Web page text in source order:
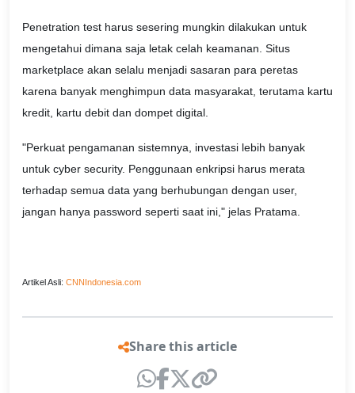
Penetration test harus sesering mungkin dilakukan untuk
mengetahui dimana saja letak celah keamanan. Situs
marketplace akan selalu menjadi sasaran para peretas
karena banyak menghimpun data masyarakat, terutama kartu
kredit, kartu debit dan dompet digital.
"Perkuat pengamanan sistemnya, investasi lebih banyak
untuk cyber security. Penggunaan enkripsi harus merata
terhadap semua data yang berhubungan dengan user,
jangan hanya password seperti saat ini," jelas Pratama.
Artikel Asli: CNNIndonesia.com
Share this article